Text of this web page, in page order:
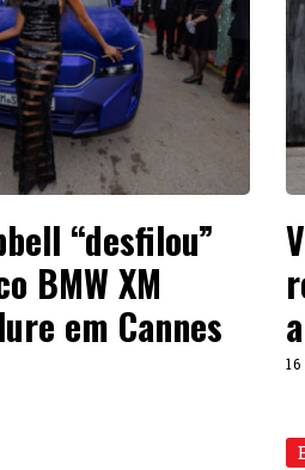
“desfilou”
BMW XM
em Cannes